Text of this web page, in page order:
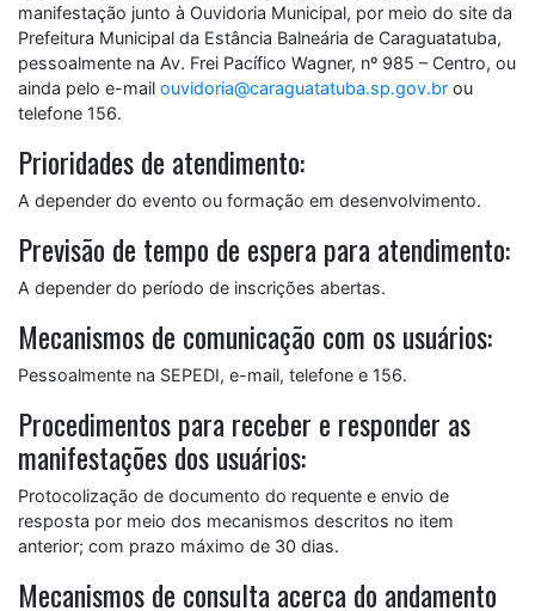
manifestação junto à Ouvidoria Municipal, por meio do site da
Prefeitura Municipal da Estância Balneária de Caraguatatuba,
pessoalmente na Av. Frei Pacífico Wagner, nº 985 – Centro, ou
ainda pelo e-mail ouvidoria@caraguatatuba.sp.gov.br ou
telefone 156.
Prioridades de atendimento:
A depender do evento ou formação em desenvolvimento.
Previsão de tempo de espera para atendimento:
A depender do período de inscrições abertas.
Mecanismos de comunicação com os usuários:
Pessoalmente na SEPEDI, e-mail, telefone e 156.
Procedimentos para receber e responder as
manifestações dos usuários:
Protocolização de documento do requente e envio de
resposta por meio dos mecanismos descritos no item
anterior; com prazo máximo de 30 dias.
Mecanismos de consulta acerca do andamento